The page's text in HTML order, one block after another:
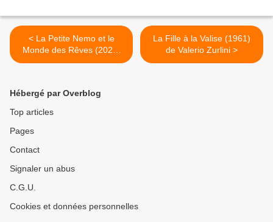
< La Petite Nemo et le
Monde des Rêves (2022)
de Francis Lawrence
La Fille à la Valise (1961)
de Valerio Zurlini >
Hébergé par Overblog
Top articles
Pages
Contact
Signaler un abus
C.G.U.
Cookies et données personnelles